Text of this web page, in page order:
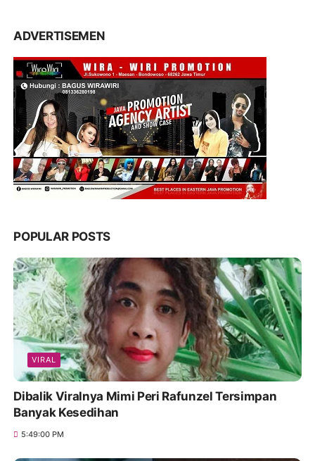
ADVERTISEMEN
POPULAR POSTS
VIRAL
Dibalik Viralnya Mimi Peri Rafunzel Tersimpan
Banyak Kesedihan
5:49:00 PM